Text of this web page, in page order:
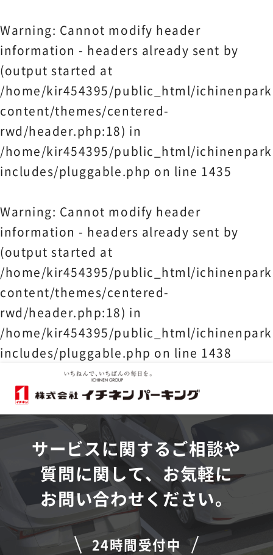
Warning: Cannot modify header
information - headers already sent by
(output started at
/home/kir454395/public_html/
content/themes/centered-
rwd/header.php:18) in
/home/kir454395/public_html/
includes/pluggable.php on line 1435
Warning: Cannot modify header
information - headers already sent by
(output started at
/home/kir454395/public_html/
content/themes/centered-
rwd/header.php:18) in
/home/kir454395/public_html/
includes/pluggable.php on line 1438
サービスに関するご相談や
質問に関して、お気軽に
お問い合わせください。
24時間受付中